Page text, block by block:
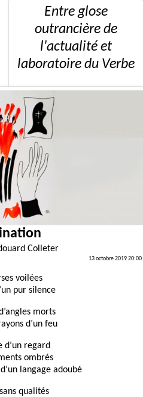
Entre glose
outrancière de
l'actualité et
laboratoire du Verbe
Colleter
13 octobre 2019 20:00
voilées
pur silence
morts
d’un feu
d’un regard
ombrés
langage adoubé
qualités